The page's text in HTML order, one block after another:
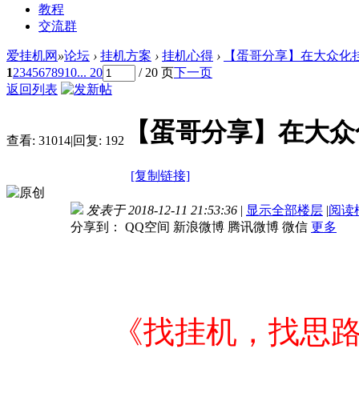
教程
交流群
爱挂机网 »论坛 › 挂机方案 › 挂机心得 ›
【蛋哥分享】在大众
12345678910... 20 / 20 页下一页
返回列表
查看: 31014|回复: 192 【蛋哥分享】在大
[复制链接]
发表于 2018-12-11 21:53:36 | 显示全部楼层 |阅读
分享到：
QQ空间 新浪微博 腾讯微博 微信 更多
《找挂机，找思